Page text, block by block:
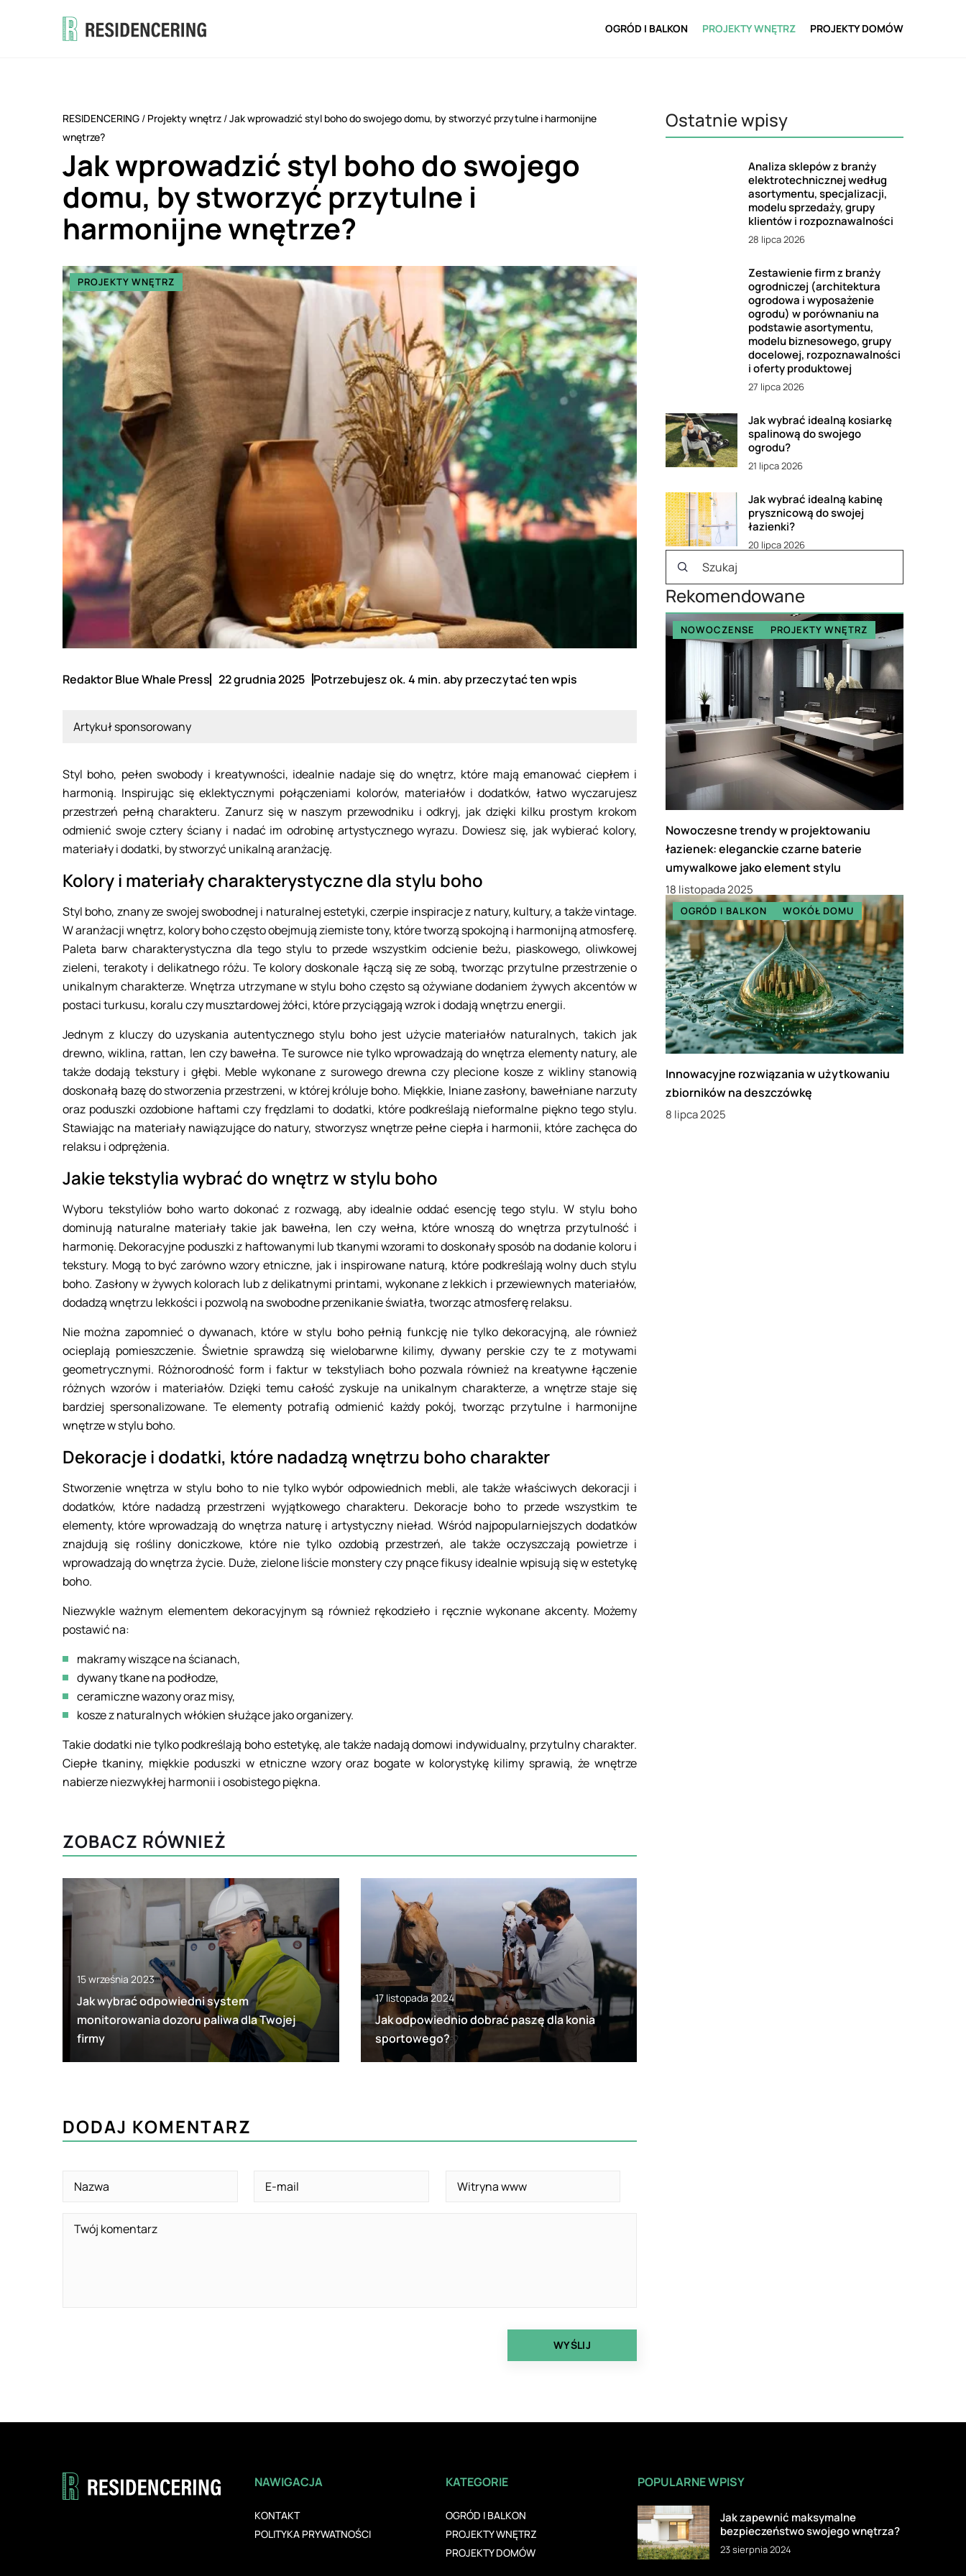
OGRÓD I BALKON PROJEKTY WNĘTRZ PROJEKTY DOMÓW
RESIDENCERING / Projekty wnętrz /Jak wprowadzić styl boho do swojego domu, by stworzyć przytulne i harmonijne
wnętrze?
Jak wprowadzić styl boho do swojego
domu, by stworzyć przytulne i
harmonijne wnętrze?
PROJEKTY WNĘTRZ
Redaktor Blue Whale Press 22 grudnia 2025 Potrzebujesz ok. 4 min. aby przeczytać ten wpis
Artykuł sponsorowany
Styl boho, pełen swobody i kreatywności, idealnie nadaje się do wnętrz, które mają emanować ciepłem i
harmonią. Inspirując się eklektycznymi połączeniami kolorów, materiałów i dodatków, łatwo wyczarujesz
przestrzeń pełną charakteru. Zanurz się w naszym przewodniku i odkryj, jak dzięki kilku prostym krokom
odmienić swoje cztery ściany i nadać im odrobinę artystycznego wyrazu. Dowiesz się, jak wybierać kolory,
materiały i dodatki, by stworzyć unikalną aranżację.
Kolory i materiały charakterystyczne dla stylu boho
Styl boho, znany ze swojej swobodnej i naturalnej estetyki, czerpie inspiracje z natury, kultury, a także vintage.
W aranżacji wnętrz, kolory boho często obejmują ziemiste tony, które tworzą spokojną i harmonijną atmosferę.
Paleta barw charakterystyczna dla tego stylu to przede wszystkim odcienie beżu, piaskowego, oliwkowej
zieleni, terakoty i delikatnego różu. Te kolory doskonale łączą się ze sobą, tworząc przytulne przestrzenie o
unikalnym charakterze. Wnętrza utrzymane w stylu boho często są ożywiane dodaniem żywych akcentów w
postaci turkusu, koralu czy musztardowej żółci, które przyciągają wzrok i dodają wnętrzu energii.
Jednym z kluczy do uzyskania autentycznego stylu boho jest użycie materiałów naturalnych, takich jak
drewno, wiklina, rattan, len czy bawełna. Te surowce nie tylko wprowadzają do wnętrza elementy natury, ale
także dodają tekstury i głębi. Meble wykonane z surowego drewna czy plecione kosze z wikliny stanowią
doskonałą bazę do stworzenia przestrzeni, w której króluje boho. Miękkie, lniane zasłony, bawełniane narzuty
oraz poduszki ozdobione haftami czy frędzlami to dodatki, które podkreślają nieformalne piękno tego stylu.
Stawiając na materiały nawiązujące do natury, stworzysz wnętrze pełne ciepła i harmonii, które zachęca do
relaksu i odprężenia.
Jakie tekstylia wybrać do wnętrz w stylu boho
Wyboru tekstyliów boho warto dokonać z rozwagą, aby idealnie oddać esencję tego stylu. W stylu boho
dominują naturalne materiały takie jak bawełna, len czy wełna, które wnoszą do wnętrza przytulność i
harmonię. Dekoracyjne poduszki z haftowanymi lub tkanymi wzorami to doskonały sposób na dodanie koloru i
tekstury. Mogą to być zarówno wzory etniczne, jak i inspirowane naturą, które podkreślają wolny duch stylu
boho. Zasłony w żywych kolorach lub z delikatnymi printami, wykonane z lekkich i przewiewnych materiałów,
dodadzą wnętrzu lekkości i pozwolą na swobodne przenikanie światła, tworząc atmosferę relaksu.
Nie można zapomnieć o dywanach, które w stylu boho pełnią funkcję nie tylko dekoracyjną, ale również
ocieplają pomieszczenie. Świetnie sprawdzą się wielobarwne kilimy, dywany perskie czy te z motywami
geometrycznymi. Różnorodność form i faktur w tekstyliach boho pozwala również na kreatywne łączenie
różnych wzorów i materiałów. Dzięki temu całość zyskuje na unikalnym charakterze, a wnętrze staje się
bardziej spersonalizowane. Te elementy potrafią odmienić każdy pokój, tworząc przytulne i harmonijne
wnętrze w stylu boho.
Dekoracje i dodatki, które nadadzą wnętrzu boho charakter
Stworzenie wnętrza w stylu boho to nie tylko wybór odpowiednich mebli, ale także właściwych dekoracji i
dodatków, które nadadzą przestrzeni wyjątkowego charakteru. Dekoracje boho to przede wszystkim te
elementy, które wprowadzają do wnętrza naturę i artystyczny nieład. Wśród najpopularniejszych dodatków
znajdują się rośliny doniczkowe, które nie tylko ozdobią przestrzeń, ale także oczyszczają powietrze i
wprowadzają do wnętrza życie. Duże, zielone liście monstery czy pnące fikusy idealnie wpisują się w estetykę
boho.
Niezwykle ważnym elementem dekoracyjnym są również rękodzieło i ręcznie wykonane akcenty. Możemy
postawić na:
makramy wiszące na ścianach,
dywany tkane na podłodze,
ceramiczne wazony oraz misy,
kosze z naturalnych włókien służące jako organizery.
Takie dodatki nie tylko podkreślają boho estetykę, ale także nadają domowi indywidualny, przytulny charakter.
Ciepłe tkaniny, miękkie poduszki w etniczne wzory oraz bogate w kolorystykę kilimy sprawią, że wnętrze
nabierze niezwykłej harmonii i osobistego piękna.
ZOBACZ RÓWNIEŻ
15 września 2023
Jak wybrać odpowiedni system
monitorowania dozoru paliwa dla Twojej
firmy
17 listopada 2024
Jak odpowiednio dobrać paszę dla konia
sportowego?
Ostatnie wpisy
Analiza sklepów z branży
elektrotechnicznej według
asortymentu, specjalizacji,
modelu sprzedaży, grupy
klientów i rozpoznawalności
28 lipca 2026
Zestawienie firm z branży
ogrodniczej (architektura
ogrodowa i wyposażenie
ogrodu) w porównaniu na
podstawie asortymentu,
modelu biznesowego, grupy
docelowej, rozpoznawalności
i oferty produktowej
27 lipca 2026
Jak wybrać idealną kosiarkę
spalinową do swojego
ogrodu?
21 lipca 2026
Jak wybrać idealną kabinę
prysznicową do swojej
łazienki?
20 lipca 2026
Rekomendowane
NOWOCZENSE PROJEKTY WNĘTRZ
Nowoczesne trendy w projektowaniu
łazienek: eleganckie czarne baterie
umywalkowe jako element stylu
18 listopada 2025
OGRÓD I BALKON WOKÓŁ DOMU
Innowacyjne rozwiązania w użytkowaniu
zbiorników na deszczówkę
8 lipca 2025
DODAJ KOMENTARZ
NAWIGACJA
KONTAKT
POLITYKA PRYWATNOŚCI
KATEGORIE
OGRÓD I BALKON
PROJEKTY WNĘTRZ
PROJEKTY DOMÓW
POPULARNE WPISY
Jak zapewnić maksymalne
bezpieczeństwo swojego wnętrza?
23 sierpnia 2024